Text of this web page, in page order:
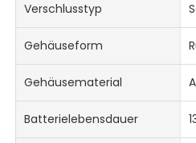
Verschlusstyp
Gehäuseform
Gehäusematerial
Batterielebensdauer